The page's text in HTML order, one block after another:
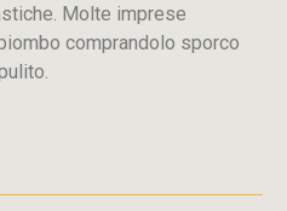
Molte imprese
comprandolo sporco